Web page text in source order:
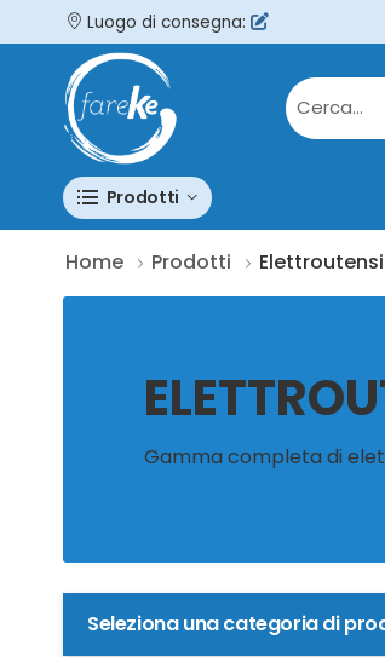
Luogo di consegna:
Prodotti
Home Prodotti
Gamma completa di
Seleziona una categoria di